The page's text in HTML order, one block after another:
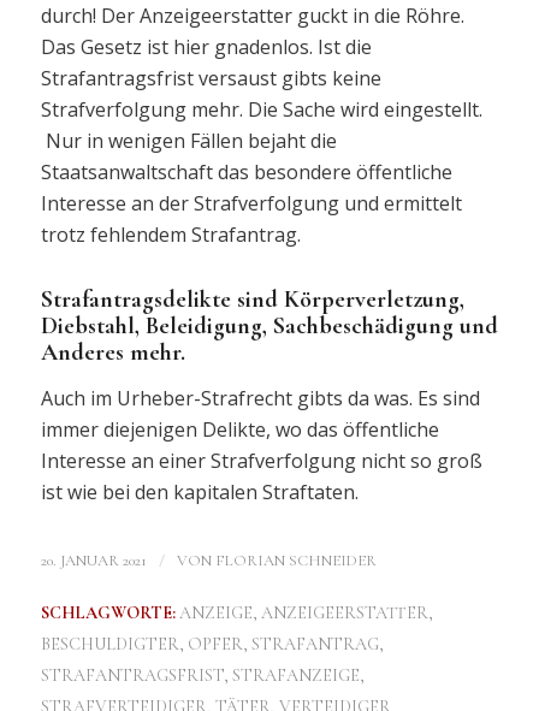
durch! Der Anzeigeerstatter guckt in die Röhre.
Das Gesetz ist hier gnadenlos. Ist die
Strafantragsfrist versaust gibts keine
Strafverfolgung mehr. Die Sache wird eingestellt.
Nur in wenigen Fällen bejaht die
Staatsanwaltschaft das besondere öffentliche
Interesse an der Strafverfolgung und ermittelt
trotz fehlendem Strafantrag.
Strafantragsdelikte sind Körperverletzung,
Diebstahl, Beleidigung, Sachbeschädigung und
Anderes mehr.
Auch im Urheber-Strafrecht gibts da was. Es sind
immer diejenigen Delikte, wo das öffentliche
Interesse an einer Strafverfolgung nicht so groß
ist wie bei den kapitalen Straftaten.
20. JANUAR 2021 / VON FLORIAN SCHNEIDER
SCHLAGWORTE: ANZEIGE, ANZEIGEERSTATTER,
BESCHULDIGTER, OPFER, STRAFANTRAG,
STRAFANTRAGSFRIST, STRAFANZEIGE,